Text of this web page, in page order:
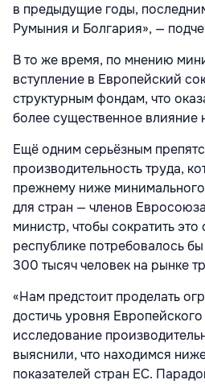
в предыдущие годы,
Румыния и Болгария», —
В то же время, по мнению
вступление в Европейский
структурным фондам, что
более существенное влияние
Ещё одним серьёзным
производительность труда,
прежнему ниже
для стран — членов
министр, чтобы сократить это
республике потребовалось
300 тысяч человек на рынке
«Нам предстоит проделать
достичь уровня
исследование
выяснили, что находимся
показателей стран ЕС.